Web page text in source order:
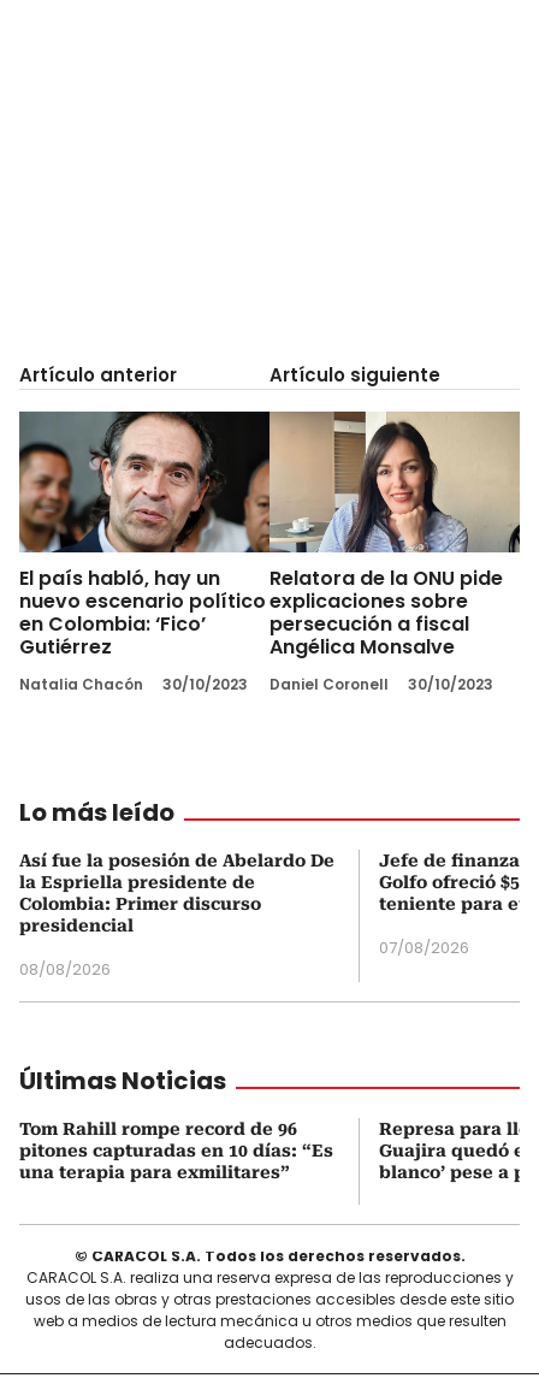
Artículo anterior
El país habló, hay un
nuevo escenario político
en Colombia: ‘Fico’
Gutiérrez
Natalia Chacón 30/10/2023
Artículo siguiente
Relatora de la ONU pide
explicaciones sobre
persecución a fiscal
Angélica Monsalve
Daniel Coronell 30/10/2023
Lo más leído
Así fue la posesión de Abelardo De
la Espriella presidente de
Colombia: Primer discurso
presidencial
08/08/2026
Jefe de finanzas
Golfo ofreció
teniente para
07/08/2026
Últimas Noticias
Tom Rahill rompe record de 96
pitones capturadas en 10 días: “Es
una terapia para exmilitares”
Represa para
Guajira quedó en
blanco’ pese a
© CARACOL S.A. Todos los derechos reservados.
CARACOL S.A. realiza una reserva expresa de las reproducciones y
usos de las obras y otras prestaciones accesibles desde este sitio
web a medios de lectura mecánica u otros medios que resulten
adecuados.